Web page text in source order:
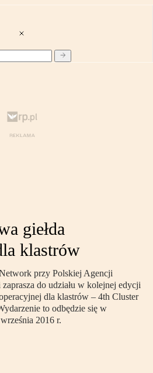
giełda
klastrów
przy Polskiej Agencji
do udziału w kolejnej edycji
dla klastrów – 4th Cluster
to odbędzie się w
2016 r.